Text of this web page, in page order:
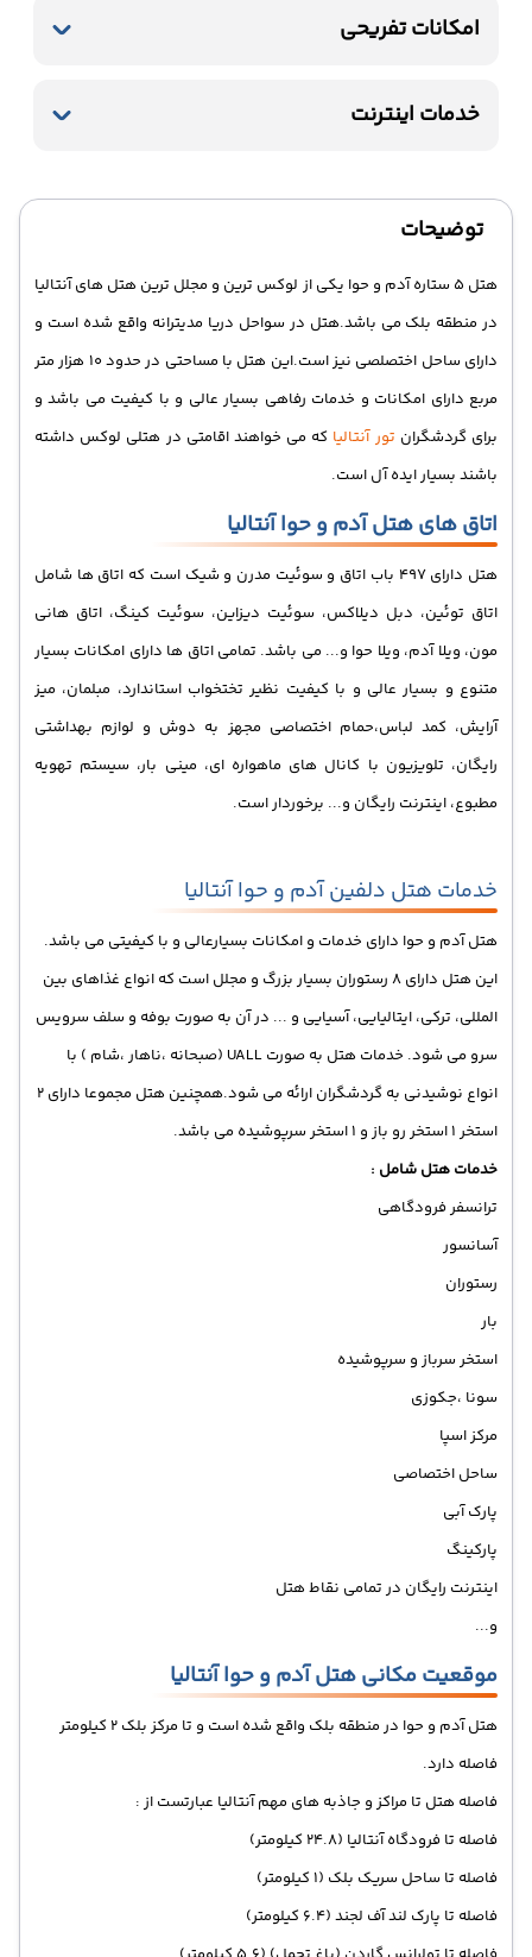
باشگاه بدنسازی
تنیس
امکانات تفریحی
سونا
ساحل
خدمات اینترنت
توضیحات
هتل 5 ستاره آدم و حوا یکی از لوکس ترین و مجلل ترین هتل های آنتالیا
در منطقه بلک می باشد.هتل در سواحل دریا مدیترانه واقع شده است و
دارای ساحل اختصلصی نیز است.این هتل با مساحتی در حدود 10 هزار متر
مربع دارای امکانات و خدمات رفاهی بسیار عالی و با کیفیت می باشد و
برای گردشگران تور آنتالیا که می خواهند اقامتی در هتلی لوکس داشته
باشند بسیار ایده آل است.
اتاق های هتل آدم و حوا آنتالیا
هتل دارای 497 باب اتاق و سوئیت مدرن و شیک است که اتاق ها شامل
اتاق توئین، دبل دیلاکس، سوئیت دیزاین، سوئیت کینگ، اتاق هانی
مون، ویلا آدم، ویلا حوا و... می باشد. تمامی اتاق ها دارای امکانات بسیار
متنوع و بسیار عالی و با کیفیت نظیر تختخواب استاندارد، مبلمان، میز
آرایش، کمد لباس،حمام اختصاصی مجهز به دوش و لوازم بهداشتی
رایگان، تلویزیون با کانال های ماهواره ای، مینی بار، سیستم تهویه
مطبوع، اینترنت رایگان و... برخوردار است.
خدمات هتل دلفین آدم و حوا آنتالیا
هتل آدم و حوا دارای خدمات و امکانات بسیارعالی و با کیفیتی می باشد.
این هتل دارای 8 رستوران بسیار بزرگ و مجلل است که انواع غذاهای بین
المللی، ترکی، ایتالیایی، آسیایی و ... در آن به صورت بوفه و سلف سرویس
سرو می شود. خدمات هتل به صورت UALL (صبحانه ،ناهار ،شام ) با
انواع نوشیدنی به گردشگران ارائه می شود.همچنین هتل مجموعا دارای 2
استخر 1 استخر رو باز و 1 استخر سرپوشیده می باشد.
خدمات هتل شامل :
ترانسفر فرودگاهی
آسانسور
رستوران
بار
استخر سرباز و سرپوشیده
سونا ،جکوزی
مرکز اسپا
ساحل اختصاصی
پارک آبی
پارکینگ
اینترنت رایگان در تمامی نقاط هتل
و...
موقعیت مکانی هتل آدم و حوا آنتالیا
هتل آدم و حوا در منطقه بلک واقع شده است و تا مرکز بلک 2 کیلومتر
فاصله دارد.
فاصله هتل تا مراکز و جاذبه های مهم آنتالیا عبارتست از :
فاصله تا فرودگاه آنتالیا (24.8 کیلومتر)
فاصله تا ساحل سریک بلک (1 کیلومتر)
فاصله تا پارک لند آف لجند (6.4 کیلومتر)